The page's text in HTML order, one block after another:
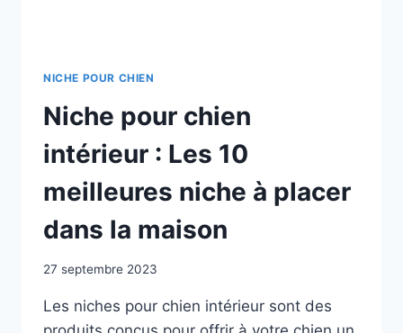
NICHE POUR CHIEN
Niche pour chien
intérieur : Les 10
meilleures niche à placer
dans la maison
27 septembre 2023
Les niches pour chien intérieur sont des